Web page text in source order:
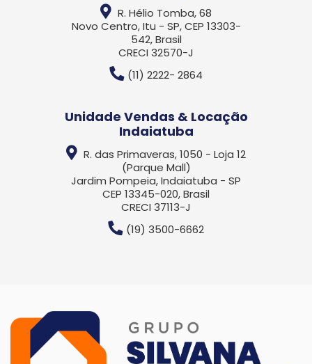
R. Hélio Tomba, 68
Novo Centro, Itu - SP, CEP 13303-
542, Brasil
CRECI 32570-J
(11) 2222- 2864
Unidade Vendas & Locação
Indaiatuba
R. das Primaveras, 1050 - Loja 12
(Parque Mall)
Jardim Pompeia, Indaiatuba - SP
CEP 13345-020, Brasil
CRECI 37113-J
(19) 3500-6662